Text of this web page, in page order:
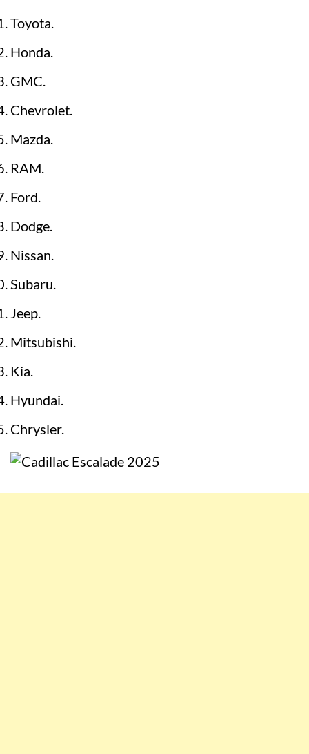
Toyota.
Honda.
GMC.
Chevrolet.
Mazda.
RAM.
Ford.
Dodge.
Nissan.
Subaru.
Jeep.
Mitsubishi.
Kia.
Hyundai.
Chrysler.